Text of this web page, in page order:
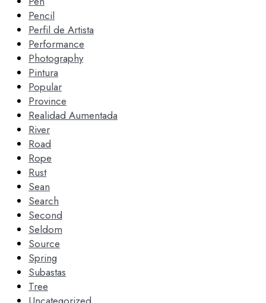
Pencil
Perfil de Artista
Performance
Photography
Pintura
Popular
Province
Realidad Aumentada
River
Road
Rope
Rust
Sean
Search
Second
Seldom
Source
Spring
Subastas
Tree